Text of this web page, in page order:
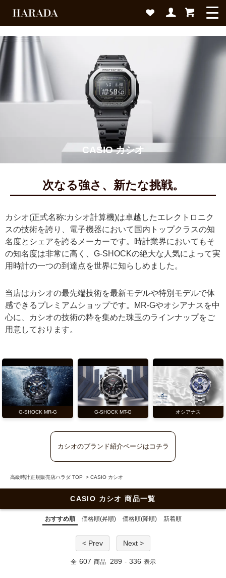
CASIO カシオ
次なる強さ、新たな挑戦。
カシオ(正式名称:カシオ計算機)は卓越したエレクトロニク
スの技術を誇り、電子機器において国内トップクラスの知
名度とシェアを誇るメーカーです。時計業界においてもそ
の知名度は非常に高く、G-SHOCKの絶大な人気によって実
用時計の一つの到達点を世界に知らしめました。
当店はカシオの最先端技術を最新モデルや特別モデルで体
感できるプレミアムショップです。MR-Gやオシアナスを中
心に、カシオの技術の粋を集めた珠玉のラインナップをご
用意しております。
G-SHOCK MR-G G-SHOCK MT-G オシアナス
カシオのブランド紹介ページはコチラ
高級時計正規販売店ハラダ TOP > CASIO カシオ
CASIO カシオ 商品一覧
おすすめ順 価格順(昇順) 価格順(降順) 新着順
< Prev Next >
全 607 商品 289 - 336 表示